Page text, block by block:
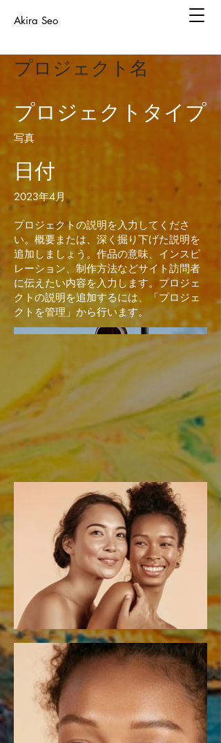
Akira Seo
プロジェクト名
プロジェクトタイプ
写真
日付
2023年4月
プロジェクトの説明を入力してくださ
い。概要または、深く掘り下げた説明を
追加しましょう。作品の意味、インスピ
レーション、制作方法などサイト訪問者
に伝えたい内容を入力します。プロジェ
クトの説明を追加するには、「プロジェ
クトを管理」から行います。